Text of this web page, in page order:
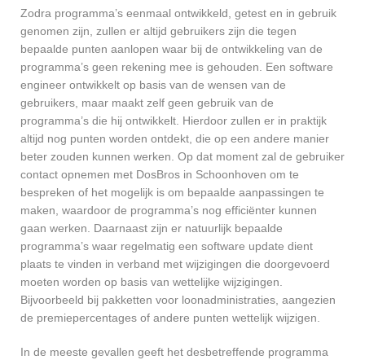
Zodra programma’s eenmaal ontwikkeld, getest en in gebruik
genomen zijn, zullen er altijd gebruikers zijn die tegen
bepaalde punten aanlopen waar bij de ontwikkeling van de
programma’s geen rekening mee is gehouden. Een software
engineer ontwikkelt op basis van de wensen van de
gebruikers, maar maakt zelf geen gebruik van de
programma’s die hij ontwikkelt. Hierdoor zullen er in praktijk
altijd nog punten worden ontdekt, die op een andere manier
beter zouden kunnen werken. Op dat moment zal de gebruiker
contact opnemen met DosBros in Schoonhoven om te
bespreken of het mogelijk is om bepaalde aanpassingen te
maken, waardoor de programma’s nog efficiënter kunnen
gaan werken. Daarnaast zijn er natuurlijk bepaalde
programma’s waar regelmatig een software update dient
plaats te vinden in verband met wijzigingen die doorgevoerd
moeten worden op basis van wettelijke wijzigingen.
Bijvoorbeeld bij pakketten voor loonadministraties, aangezien
de premiepercentages of andere punten wettelijk wijzigen.
In de meeste gevallen geeft het desbetreffende programma